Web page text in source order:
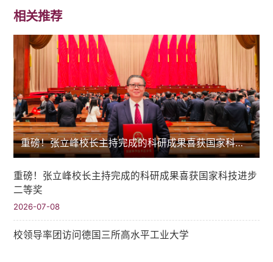
相关推荐
重磅！张立峰校长主持完成的科研成果喜获国家科技进步二等奖
重磅！张立峰校长主持完成的科研成果喜获国家科技进步
二等奖
2026-07-08
校领导率团访问德国三所高水平工业大学